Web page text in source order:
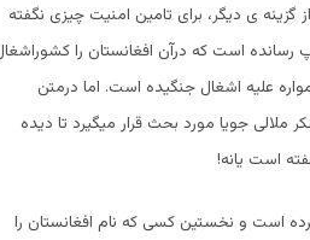
ی دیگر، برای تامین امنیت چیزی نگفته
رسانده است که درآن افغانستان را
علیه اشغال جنگیده است. اما درمتن
جویا مورد بحث قرار میگیرد تا دیده
است یانه!
است و نخستین کسی که نام افغانستان را